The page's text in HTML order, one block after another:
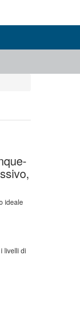
ideale
livelli di